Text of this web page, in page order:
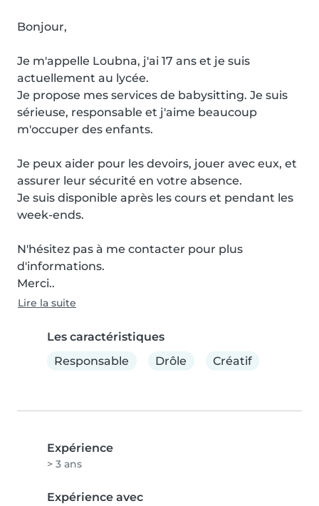
Bonjour,
Je m'appelle Loubna, j'ai 17 ans et je suis
actuellement au lycée.
Je propose mes services de babysitting. Je suis
sérieuse, responsable et j'aime beaucoup
m'occuper des enfants.
Je peux aider pour les devoirs, jouer avec eux, et
assurer leur sécurité en votre absence.
Je suis disponible après les cours et pendant les
week-ends.
N'hésitez pas à me contacter pour plus
d'informations.
Merci..
Lire la suite
Les caractéristiques
Responsable
Drôle Créatif
Expérience
> 3 ans
Expérience avec